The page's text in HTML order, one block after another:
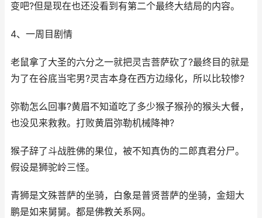
变吧?但是现在也还没看到有第二个最终大结局的内容。
4、一周目剧情
老鼠拿了大圣的六分之一就把灵吉菩萨砍了?最终目的就是
为了在谷底当宅男?灵吉本身在西方边缘化，所以比较惨?
弥勒怎么回事?黄眉不知道吃了多少猴子猴孙的猴头大餐，
也没见来救救。打败黄眉弥勒机械降神?
猴子辞了斗战胜佛的果位，被不知真伪的二郎真君分尸。
假设是狮驼岭三怪。
青狮是文殊菩萨的坐骑，白象是普贤菩萨的坐骑，金翅大
鹏是如来舅舅。都是佛教关系网。